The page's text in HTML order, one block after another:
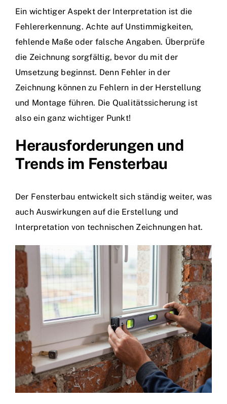
Ein wichtiger Aspekt der Interpretation ist die
Fehlererkennung. Achte auf Unstimmigkeiten,
fehlende Maße oder falsche Angaben. Überprüfe
die Zeichnung sorgfältig, bevor du mit der
Umsetzung beginnst. Denn Fehler in der
Zeichnung können zu Fehlern in der Herstellung
und Montage führen. Die Qualitätssicherung ist
also ein ganz wichtiger Punkt!
Herausforderungen und
Trends im Fensterbau
Der Fensterbau entwickelt sich ständig weiter, was
auch Auswirkungen auf die Erstellung und
Interpretation von technischen Zeichnungen hat.